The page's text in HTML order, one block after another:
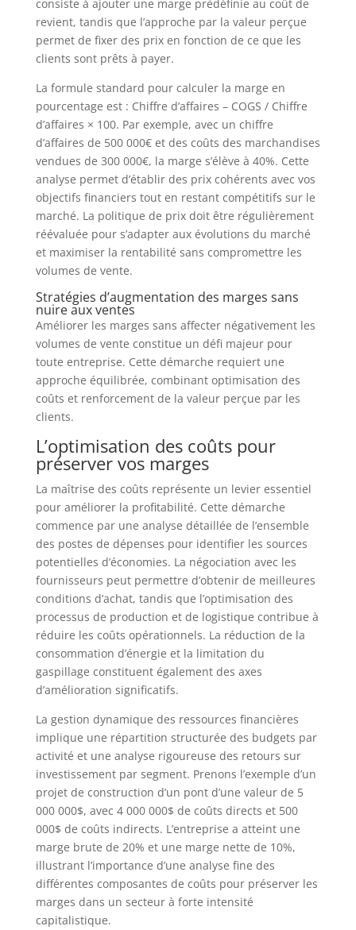
consiste à ajouter une marge prédéfinie au coût de
revient, tandis que l’approche par la valeur perçue
permet de fixer des prix en fonction de ce que les
clients sont prêts à payer.
La formule standard pour calculer la marge en
pourcentage est : Chiffre d’affaires – COGS / Chiffre
d’affaires × 100. Par exemple, avec un chiffre
d’affaires de 500 000€ et des coûts des marchandises
vendues de 300 000€, la marge s’élève à 40%. Cette
analyse permet d’établir des prix cohérents avec vos
objectifs financiers tout en restant compétitifs sur le
marché. La politique de prix doit être régulièrement
réévaluée pour s’adapter aux évolutions du marché
et maximiser la rentabilité sans compromettre les
volumes de vente.
Stratégies d’augmentation des marges sans
nuire aux ventes
Améliorer les marges sans affecter négativement les
volumes de vente constitue un défi majeur pour
toute entreprise. Cette démarche requiert une
approche équilibrée, combinant optimisation des
coûts et renforcement de la valeur perçue par les
clients.
L’optimisation des coûts pour
préserver vos marges
La maîtrise des coûts représente un levier essentiel
pour améliorer la profitabilité. Cette démarche
commence par une analyse détaillée de l’ensemble
des postes de dépenses pour identifier les sources
potentielles d’économies. La négociation avec les
fournisseurs peut permettre d’obtenir de meilleures
conditions d’achat, tandis que l’optimisation des
processus de production et de logistique contribue à
réduire les coûts opérationnels. La réduction de la
consommation d’énergie et la limitation du
gaspillage constituent également des axes
d’amélioration significatifs.
La gestion dynamique des ressources financières
implique une répartition structurée des budgets par
activité et une analyse rigoureuse des retours sur
investissement par segment. Prenons l’exemple d’un
projet de construction d’un pont d’une valeur de 5
000 000$, avec 4 000 000$ de coûts directs et 500
000$ de coûts indirects. L’entreprise a atteint une
marge brute de 20% et une marge nette de 10%,
illustrant l’importance d’une analyse fine des
différentes composantes de coûts pour préserver les
marges dans un secteur à forte intensité
capitalistique.